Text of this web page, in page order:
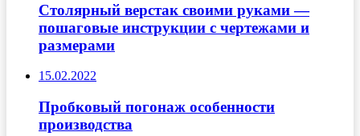
Столярный верстак своими руками —
пошаговые инструкции с чертежами и
размерами
15.02.2022
Пробковый погонаж особенности
производства